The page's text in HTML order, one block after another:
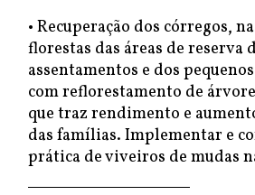
• Recuperação dos córregos,
florestas das áreas de reserva
assentamentos e dos
com reflorestamento de
que traz rendimento e
das famílias. Implementar e
prática de viveiros de mudas